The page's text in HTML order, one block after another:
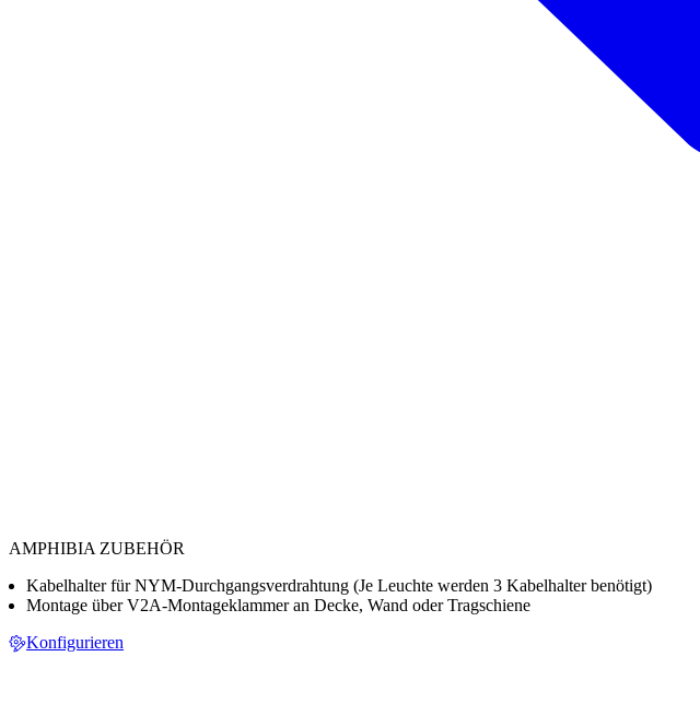
AMPHIBIA ZUBEHÖR
Kabelhalter für NYM-Durchgangsverdrahtung (Je Leuchte werden 3 Kabelhalter benötigt)
Montage über V2A-Montageklammer an Decke, Wand oder Tragschiene
Konfigurieren